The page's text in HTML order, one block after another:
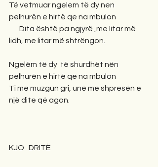
Të vetmuar ngelem të dy nen
pelhurën e hirtë qe na mbulon
lidh, me litar më shtrëngon.
Ngelëm të dy  të shurdhët nën
pelhurën e hirtë qe na mbulon
Ti me muzgun gri, unë me shpresën e
një dite që agon.
KJO   DRITË